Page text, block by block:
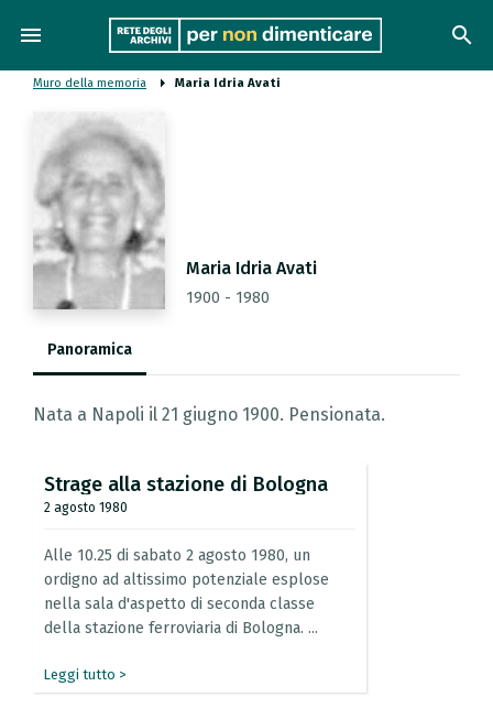
menu search
Muro della memoria Maria Idria Avati
Maria Idria Avati
1900 - 1980
Panoramica
Nata a Napoli il 21 giugno 1900. Pensionata.
Strage alla stazione di Bologna
2 agosto 1980
Alle 10.25 di sabato 2 agosto 1980, un
ordigno ad altissimo potenziale esplose
nella sala d'aspetto di seconda classe
della stazione ferroviaria di Bologna. ...
Leggi tutto >